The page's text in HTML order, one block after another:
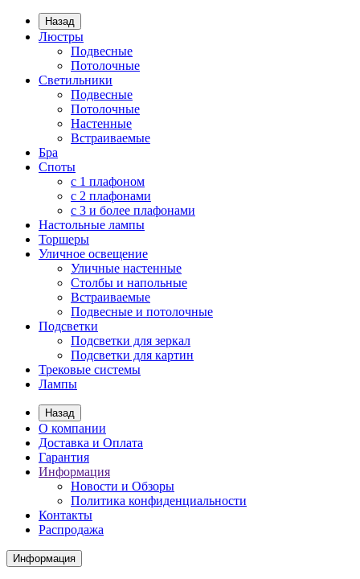
Назад
Люстры
Подвесные
Потолочные
Светильники
Подвесные
Потолочные
Настенные
Встраиваемые
Бра
Споты
с 1 плафоном
с 2 плафонами
с 3 и более плафонами
Настольные лампы
Торшеры
Уличное освещение
Уличные настенные
Столбы и напольные
Встраиваемые
Подвесные и потолочные
Подсветки
Подсветки для зеркал
Подсветки для картин
Трековые системы
Лампы
Назад
О компании
Доставка и Оплата
Гарантия
Информация
Новости и Обзоры
Политика конфиденциальности
Контакты
Распродажа
Информация